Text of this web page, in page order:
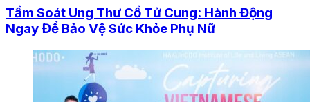
Tầm Soát Ung Thư Cổ Tử Cung: Hành Động
Ngay Để Bảo Vệ Sức Khỏe Phụ Nữ